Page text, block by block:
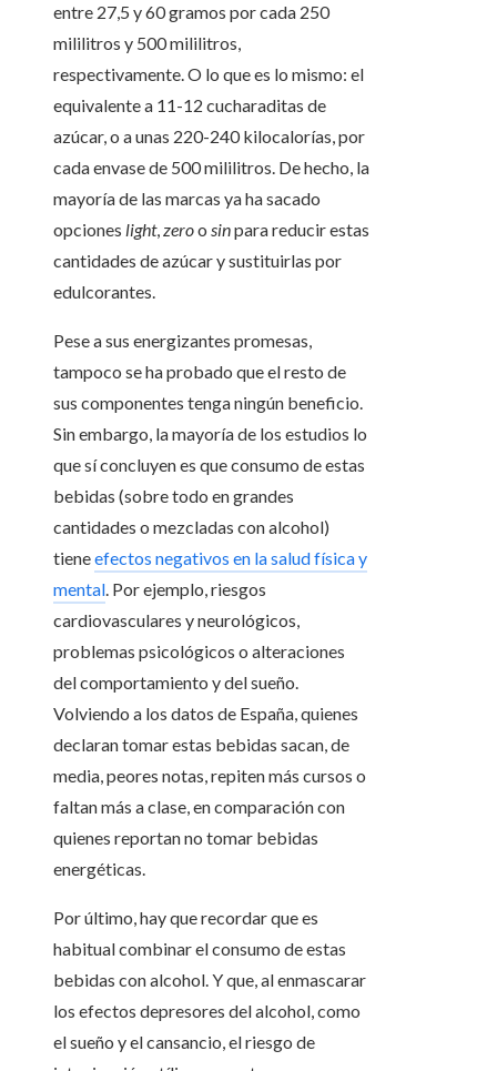
entre 27,5 y 60 gramos por cada 250
mililitros y 500 mililitros,
respectivamente. O lo que es lo mismo: el
equivalente a 11-12 cucharaditas de
azúcar, o a unas 220-240 kilocalorías, por
cada envase de 500 mililitros. De hecho, la
mayoría de las marcas ya ha sacado
opciones light,zeroo sinpara reducir estas
cantidades de azúcar y sustituirlas por
edulcorantes.
Pese a sus energizantes promesas,
tampoco se ha probado que el resto de
sus componentes tenga ningún beneficio.
Sin embargo, la mayoría de los estudios lo
que sí concluyen es que consumo de estas
bebidas (sobre todo en grandes
cantidades o mezcladas con alcohol)
tieneefectos negativos en la salud física y
mental. Por ejemplo, riesgos
cardiovasculares y neurológicos,
problemas psicológicos o alteraciones
del comportamiento y del sueño.
Volviendo a los datos de España, quienes
declaran tomar estas bebidas sacan, de
media, peores notas, repiten más cursos o
faltan más a clase, en comparación con
quienes reportan no tomar bebidas
energéticas.
Por último, hay que recordar que es
habitual combinar el consumo de estas
bebidas con alcohol. Y que, al enmascarar
los efectos depresores del alcohol, como
el sueño y el cansancio, el riesgo de